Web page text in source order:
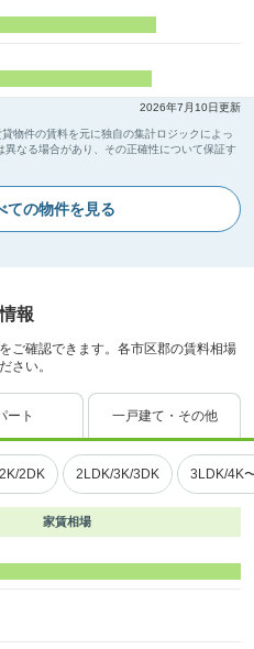
2026年7月10日更新
物件の賃料を元に独自の集計ロジックによっ
なる場合があり、その正確性について保証す
ての物件を見る
報
ご確認できます。各市区郡の賃料相場
さい。
ート 一戸建て・その他
2DK 2LDK/3K/3DK 3LDK/4K
家賃相場